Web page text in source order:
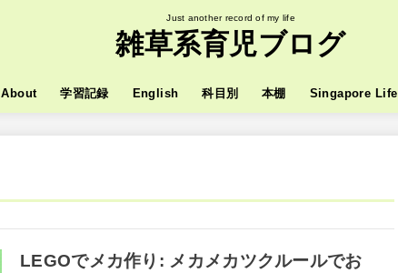
Just another record of my life
雑草系育児ブログ
About 学習記録 English 科目別 本棚 Singapore Life
LEGOでメカ作り: メカメカツクルールでお